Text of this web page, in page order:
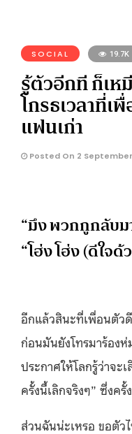
SOCIAL 19.7K
รู้ตัวอีกที ก็เห
โกรธเวลาที่
แฟนเก่า
Posted On 2
“มึง พวกกูกลับ
“โฮ่ง โฮ่ง (ดีใจด้
อีกแล้วสินะที่เพื่อนตัว
ก่อนมันยังโทรมาร้อง
ประกาศให้โลกรู้ว่าจะ
ครั้งนี้เลิกจริงๆ” ซึ่งค
ส่วนฉันน่ะเหรอ ขอตัว